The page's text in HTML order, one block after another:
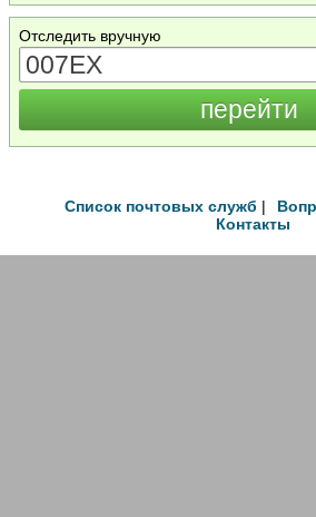
Отследить вручную
Список почтовых служб |
Контакты